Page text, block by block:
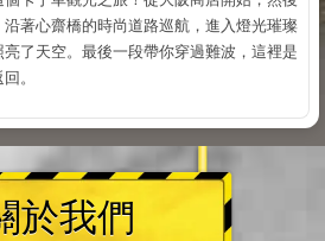
著心齋橋的時尚道路巡航，進入燈光璀璨
了天空。最後一段帶你穿過難波，這裡是
。
於我們